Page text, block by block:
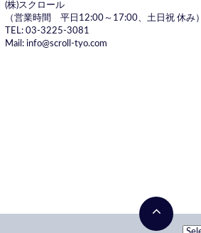
(株)スクロール
（営業時間 平日12:00～17:00、土日祝 休み）
TEL: 03-3225-3081
Mail: info@scroll-tyo.com